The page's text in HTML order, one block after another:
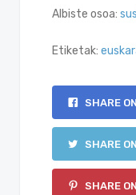
Albiste osoa:
Etiketak:
SHARE
SHARE
SHARE